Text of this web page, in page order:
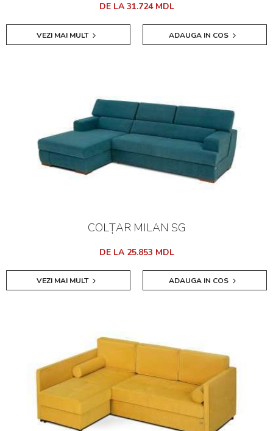
DE LA 31.724 MDL
VEZI MAI MULT ADAUGA IN COS
COLȚAR MILAN SG
DE LA 25.853 MDL
VEZI MAI MULT ADAUGA IN COS